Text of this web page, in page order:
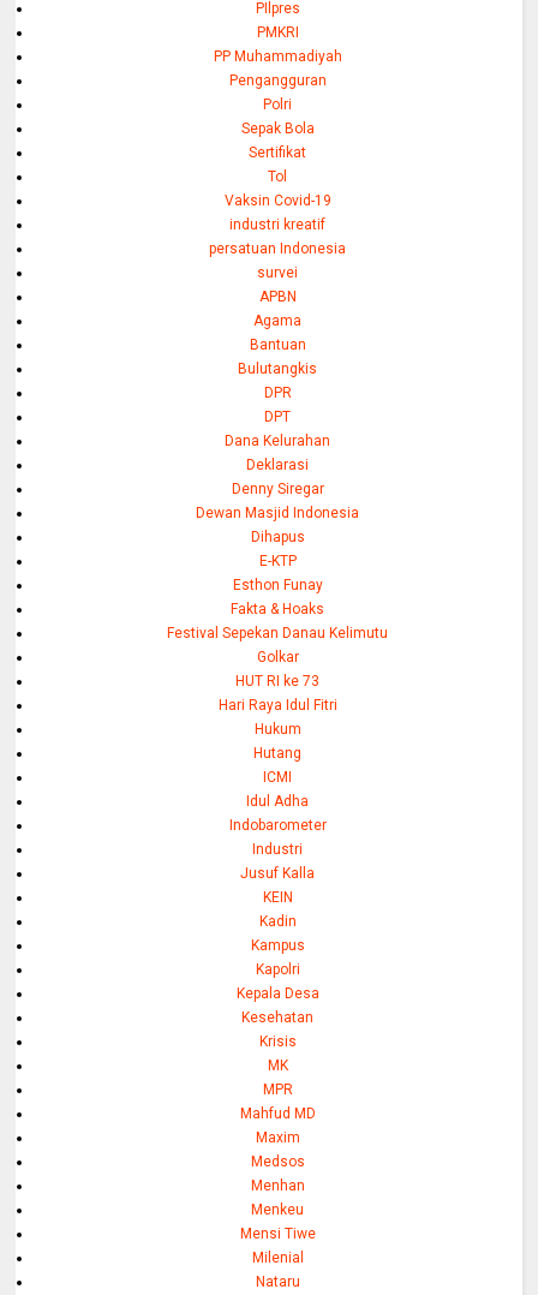
PIlpres
PMKRI
PP Muhammadiyah
Pengangguran
Polri
Sepak Bola
Sertifikat
Tol
Vaksin Covid-19
industri kreatif
persatuan Indonesia
survei
APBN
Agama
Bantuan
Bulutangkis
DPR
DPT
Dana Kelurahan
Deklarasi
Denny Siregar
Dewan Masjid Indonesia
Dihapus
E-KTP
Esthon Funay
Fakta & Hoaks
Festival Sepekan Danau Kelimutu
Golkar
HUT RI ke 73
Hari Raya Idul Fitri
Hukum
Hutang
ICMI
Idul Adha
Indobarometer
Industri
Jusuf Kalla
KEIN
Kadin
Kampus
Kapolri
Kepala Desa
Kesehatan
Krisis
MK
MPR
Mahfud MD
Maxim
Medsos
Menhan
Menkeu
Mensi Tiwe
Milenial
Nataru